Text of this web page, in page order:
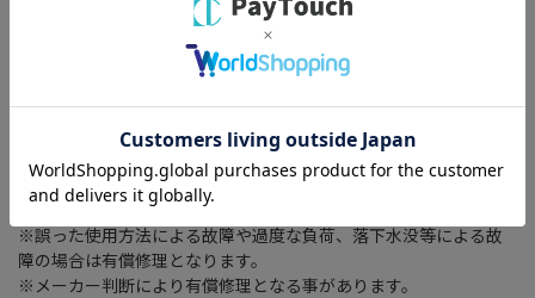
電動工具カテゴリの商品は使用上の特性につき、メーカーが保証
書を付けていない場合がございます。
お手数ですが製品の保証についてはメーカーにご確認下さいます
ようお願い致します。
当店での保証は初期不良対応期間（7日間）のみとなります。
当店での初期不良保証期間経過後はメーカーもしくはメーカー代
理店に修理のご依頼をしてください。
※誤った使用方法による故障や過度な負荷、落下水没等による故
障の場合は有償修理となります。
※メーカー判断により有償修理となる事があります。